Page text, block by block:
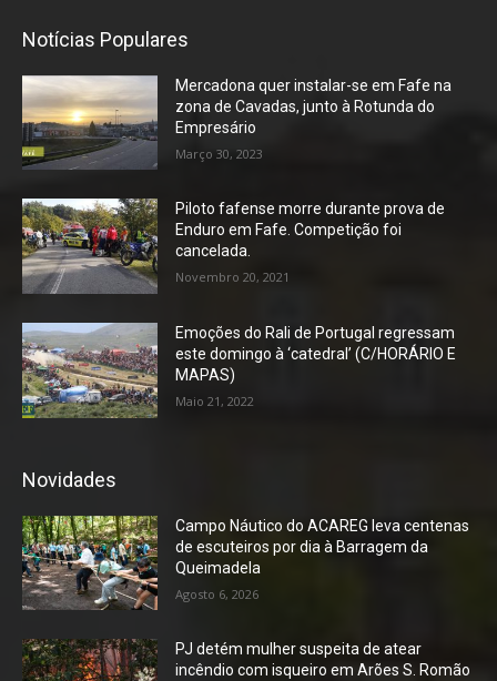
Notícias Populares
Mercadona quer instalar-se em Fafe na
zona de Cavadas, junto à Rotunda do
Empresário
Março 30, 2023
Piloto fafense morre durante prova de
Enduro em Fafe. Competição foi
cancelada.
Novembro 20, 2021
Emoções do Rali de Portugal regressam
este domingo à ‘catedral’ (C/HORÁRIO E
MAPAS)
Maio 21, 2022
Novidades
Campo Náutico do ACAREG leva centenas
de escuteiros por dia à Barragem da
Queimadela
Agosto 6, 2026
PJ detém mulher suspeita de atear
incêndio com isqueiro em Arões S. Romão